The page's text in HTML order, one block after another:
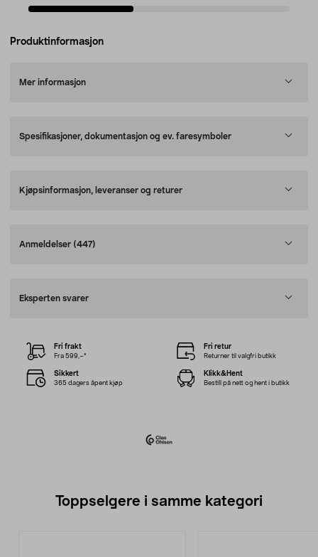
Produktinformasjon
Mer informasjon
Spesifikasjoner, dokumentasjon og ev. faresymboler
Kjøpsinformasjon, leveranser og returer
Anmeldelser (447)
Eksperten svarer
Fri frakt
Fra 599,–*
Fri retur
Returner til valgfri butikk
Sikkert
365 dagers åpent kjøp
Klikk&Hent
Bestill på nett og hent i butikk
Toppselgere i samme kategori